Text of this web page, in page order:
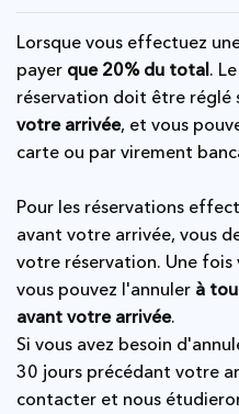
Lorsque vous effectuez une réservation, vous ne devez
payer que 20% du total.
réservation doit être réglé
votre arrivée, et vous
carte ou par virement
Pour les réservations
avant votre arrivée, vous
votre réservation. Une
vous pouvez l'annuler à
avant votre arrivée.
Si vous avez besoin
30 jours précédant votre
contacter et nous